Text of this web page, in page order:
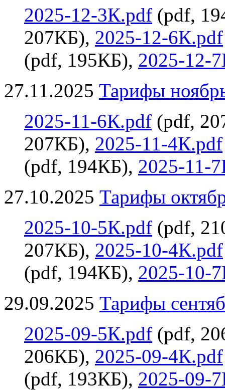
2025-12-3К.pdf (pdf,
207КБ), 2025-12-6К.pdf
(pdf, 195КБ), 2025-12-
27.11.2025 Тарифы
2025-11-6К.pdf (pdf,
207КБ), 2025-11-4К.pdf
(pdf, 194КБ), 2025-11-
27.10.2025 Тарифы
2025-10-5К.pdf (pdf,
207КБ), 2025-10-4К.pdf
(pdf, 194КБ), 2025-10-
29.09.2025 Тарифы
2025-09-5К.pdf (pdf,
206КБ), 2025-09-4К.pdf
(pdf, 193КБ), 2025-09-